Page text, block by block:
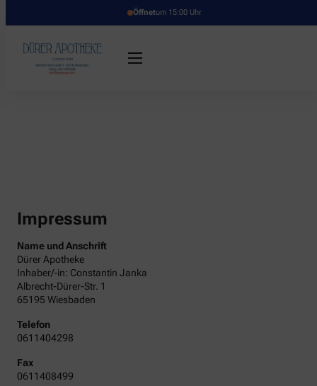
Öffnetum 15:00 Uhr
Impressum
Name und Anschrift
Dürer Apotheke
Inhaber/-in: Constantin Janka
Albrecht-Dürer-Str. 1
65195 Wiesbaden
Telefon
0611404298
Fax
0611408499